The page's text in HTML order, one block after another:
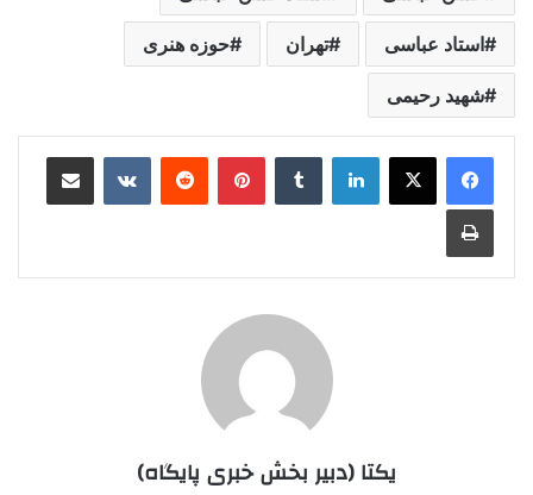
استاد عباسی تهران حوزه هنری
شهید رحیمی
لینکدین ‫تامبلر ‫پین‌ترست‫رددیت ‫VKontakteاشتراک گذاری از طریق ایمیل
چاپ
یکتا (دبیر بخش خبری پایگاه)